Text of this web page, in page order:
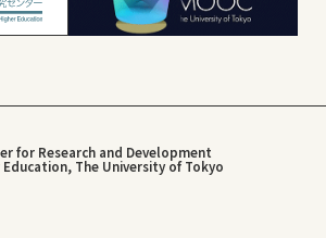
for Research and Development
The University of Tokyo